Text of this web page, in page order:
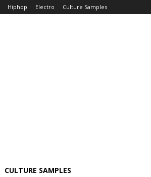
Hiphop Electro Culture Samples
CULTURE SAMPLES